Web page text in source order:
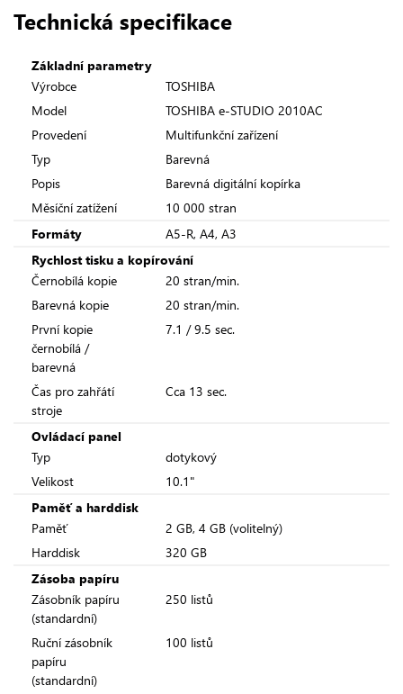
Technická specifikace
Základní parametry
Výrobce
TOSHIBA
Model
TOSHIBA e-STUDIO 2010AC
Provedení
Multifunkční zařízení
Typ
Barevná
Popis
Barevná digitální kopírka
Měsíční zatížení
10 000 stran
Formáty
A5-R, A4, A3
Rychlost tisku a kopírování
Černobílá kopie
20 stran/min.
Barevná kopie
20 stran/min.
První kopie
černobílá /
barevná
7.1 / 9.5 sec.
Čas pro zahřátí
stroje
Cca 13 sec.
Ovládací panel
Typ
dotykový
Velikost
10.1"
Paměť a harddisk
Paměť
2 GB, 4 GB (volitelný)
Harddisk
320 GB
Zásoba papíru
Zásobník papíru
(standardní)
250 listů
Ruční zásobník
papíru
(standardní)
100 listů